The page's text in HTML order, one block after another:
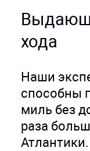
хода
Наши
способны
миль без
раза